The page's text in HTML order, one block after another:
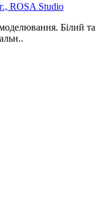
ROSA Studio
Білий та